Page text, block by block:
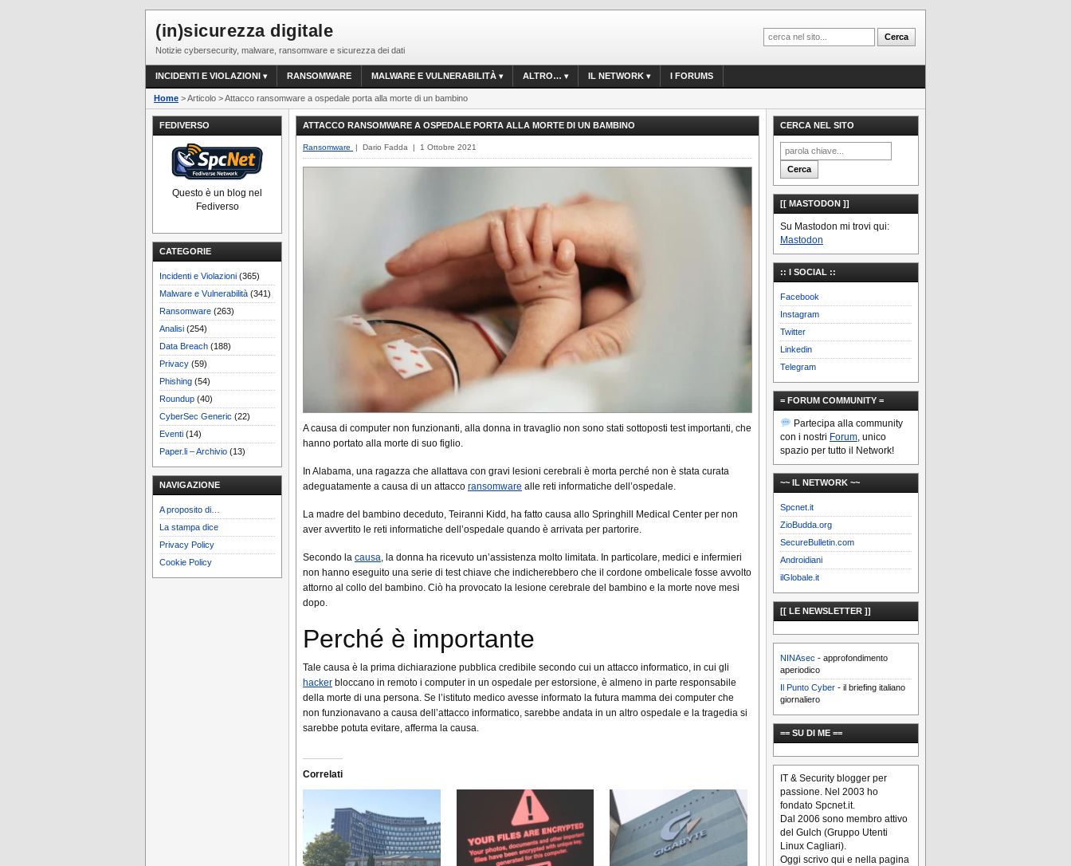
(in)sicurezza digitale
Notizie cybersecurity, malware, ransomware e sicurezza dei dati
INCIDENTI E VIOLAZIONI RANSOMWARE MALWARE E VULNERABILITÀ ALTRO… IL NETWORK I FORUMS
Home > Articolo > Attacco ransomware a ospedale porta alla morte di un bambino
FEDIVERSO
Questo è un blog nel
Fediverso
CATEGORIE
Incidenti e Violazioni (365)
Malware e Vulnerabilità (341)
Ransomware (263)
Analisi (254)
Data Breach (188)
Privacy (59)
Phishing (54)
Roundup (40)
CyberSec Generic (22)
Eventi (14)
Paper.li – Archivio (13)
NAVIGAZIONE
A proposito di…
La stampa dice
Privacy Policy
Cookie Policy
ATTACCO RANSOMWARE A OSPEDALE PORTA ALLA MORTE DI UN BAMBINO
Ransomware | Dario Fadda | 1 Ottobre 2021
A causa di computer non funzionanti, alla donna in travaglio non sono stati sottoposti test importanti, che
hanno portato alla morte di suo figlio.
In Alabama, una ragazza che allattava con gravi lesioni cerebrali è morta perché non è stata curata
adeguatamente a causa di un attacco ransomware alle reti informatiche dell’ospedale.
La madre del bambino deceduto, Teiranni Kidd, ha fatto causa allo Springhill Medical Center per non
aver avvertito le reti informatiche dell’ospedale quando è arrivata per partorire.
Secondo la causa, la donna ha ricevuto un’assistenza molto limitata. In particolare, medici e infermieri
non hanno eseguito una serie di test chiave che indicherebbero che il cordone ombelicale fosse avvolto
attorno al collo del bambino. Ciò ha provocato la lesione cerebrale del bambino e la morte nove mesi
dopo.
Perché è importante
Tale causa è la prima dichiarazione pubblica credibile secondo cui un attacco informatico, in cui gli
hacker bloccano in remoto i computer in un ospedale per estorsione, è almeno in parte responsabile
della morte di una persona. Se l’istituto medico avesse informato la futura mamma dei computer che
non funzionavano a causa dell’attacco informatico, sarebbe andata in un altro ospedale e la tragedia si
sarebbe potuta evitare, afferma la causa.
Correlati
CERCA NEL SITO
[[ MASTODON ]]
Su Mastodon mi trovi qui:
Mastodon
:: I SOCIAL ::
Facebook
Instagram
Twitter
Linkedin
Telegram
= FORUM COMMUNITY =
Partecipa alla community
con i nostri Forum, unico
spazio per tutto il Network!
~~ IL NETWORK ~~
Spcnet.it
ZioBudda.org
SecureBulletin.com
Androidiani
ilGlobale.it
[[ LE NEWSLETTER ]]
NINAsec - approfondimento
aperiodico
Il Punto Cyber - il briefing italiano
giornaliero
== SU DI ME ==
IT & Security blogger per
passione. Nel 2003 ho
fondato Spcnet.it.
Dal 2006 sono membro attivo
del Gulch (Gruppo Utenti
Linux Cagliari).
Oggi scrivo qui e nella pagina